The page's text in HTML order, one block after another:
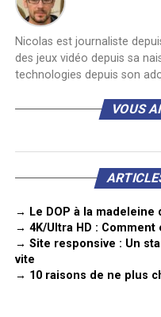
Nicolas est journaliste
des jeux vidéo depuis sa
technologies depuis son
VOUS
→ Le DOP à la madeleine
→ 4K/Ultra HD :
→ Site responsive : Un
vite
→ 10 raisons de ne plus